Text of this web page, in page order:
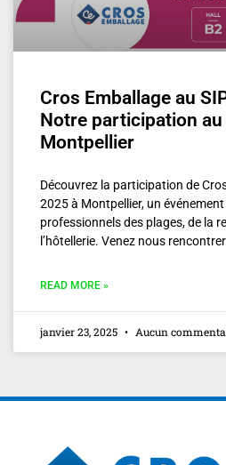
Cros Emballage au
Notre participation au
Montpellier
Découvrez la participation de
2025 à Montpellier, un
professionnels des plages, de la
l’hôtellerie. Venez nous
READ MORE »
janvier 23, 2025 Aucun